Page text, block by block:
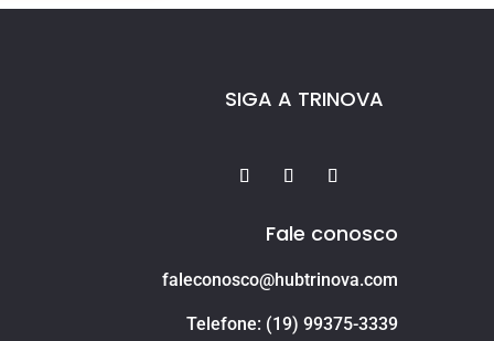
SIGA A TRINOVA
Fale conosco
faleconosco@hubtrinova.com
Telefone: (19) 99375-3339